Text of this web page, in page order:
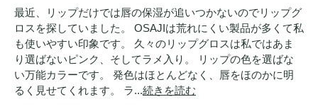
最近、リップだけでは唇の保湿が追いつかないのでリップグ
ロスを探していました。 OSAJIは荒れにくい製品が多くて私
も使いやすい印象です。 久々のリップグロスは私ではあま
り選ばないピンク、そしてラメ入り。 リップの色を選ばな
い万能カラーです。 発色はほとんどなく、唇をほのかに明
るく見せてくれます。 ラ...続きを読む